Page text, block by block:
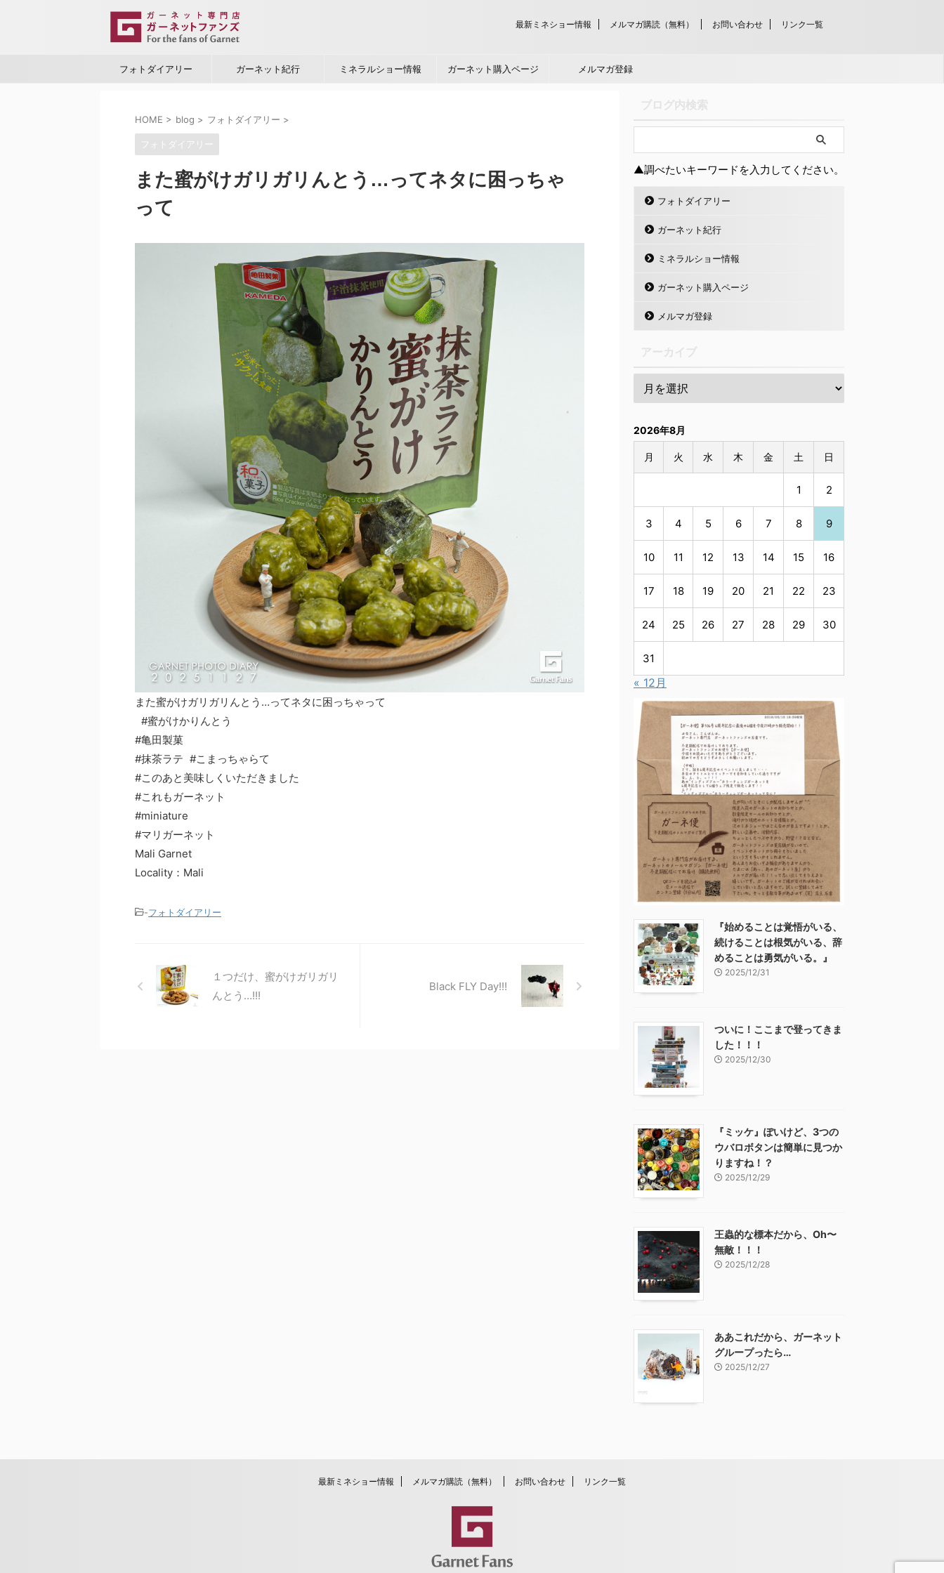
最新ミネショー情報 メルマガ購読（無料） お問い合わせ リンク一覧
フォトダイアリー ガーネット紀行 ミネラルショー情報 ガーネット購入ページ メルマガ登録
HOME > blog > フォトダイアリー >
フォトダイアリー
また蜜がけガリガリんとう…ってネタに困っちゃ
って
また蜜がけガリガリんとう…ってネタに困っちゃって
#蜜がけかりんとう
#亀田製菓
#抹茶ラテ #こまっちゃらて
#このあと美味しくいただきました
#これもガーネット
#miniature
#マリガーネット
Mali Garnet
Locality：Mali
-フォトダイアリー
１つだけ、蜜がけガリガリ
んとう…!!!
Black FLY Day!!!
▲調べたいキーワードを入力してください。
フォトダイアリー
ガーネット紀行
ミネラルショー情報
ガーネット購入ページ
メルマガ登録
2026年8月
月 火 水 木 金 土 日
1 2
3 4 5 6 7 8 9
10 11 12 13 14 15 16
17 18 19 20 21 22 23
24 25 26 27 28 29 30
31
« 12月
『始めることは覚悟がいる、
続けることは根気がいる、辞
めることは勇気がいる。』
2025/12/31
ついに！ここまで登ってきま
した！！！
2025/12/30
『ミッケ』ぽいけど、3つの
ウバロボタンは簡単に見つか
りますね！？
2025/12/29
王蟲的な標本だから、Oh〜
無敵！！！
2025/12/28
ああこれだから、ガーネット
グループったら…
2025/12/27
最新ミネショー情報 メルマガ購読（無料） お問い合わせ リンク一覧